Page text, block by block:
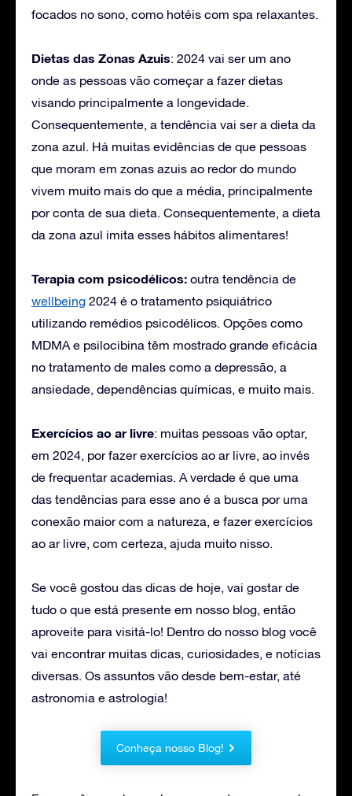
focados no sono, como hotéis com spa relaxantes.
Dietas das Zonas Azuis: 2024 vai ser um ano
onde as pessoas vão começar a fazer dietas
visando principalmente a longevidade.
Consequentemente, a tendência vai ser a dieta da
zona azul. Há muitas evidências de que pessoas
que moram em zonas azuis ao redor do mundo
vivem muito mais do que a média, principalmente
por conta de sua dieta. Consequentemente, a dieta
da zona azul imita esses hábitos alimentares!
Terapia com psicodélicos: outra tendência de
wellbeing 2024 é o tratamento psiquiátrico
utilizando remédios psicodélicos. Opções como
MDMA e psilocibina têm mostrado grande eficácia
no tratamento de males como a depressão, a
ansiedade, dependências químicas, e muito mais.
Exercícios ao ar livre: muitas pessoas vão optar,
em 2024, por fazer exercícios ao ar livre, ao invés
de frequentar academias. A verdade é que uma
das tendências para esse ano é a busca por uma
conexão maior com a natureza, e fazer exercícios
ao ar livre, com certeza, ajuda muito nisso.
Se você gostou das dicas de hoje, vai gostar de
tudo o que está presente em nosso blog, então
aproveite para visitá-lo! Dentro do nosso blog você
vai encontrar muitas dicas, curiosidades, e notícias
diversas. Os assuntos vão desde bem-estar, até
astronomia e astrologia!
Conheça nosso Blog!